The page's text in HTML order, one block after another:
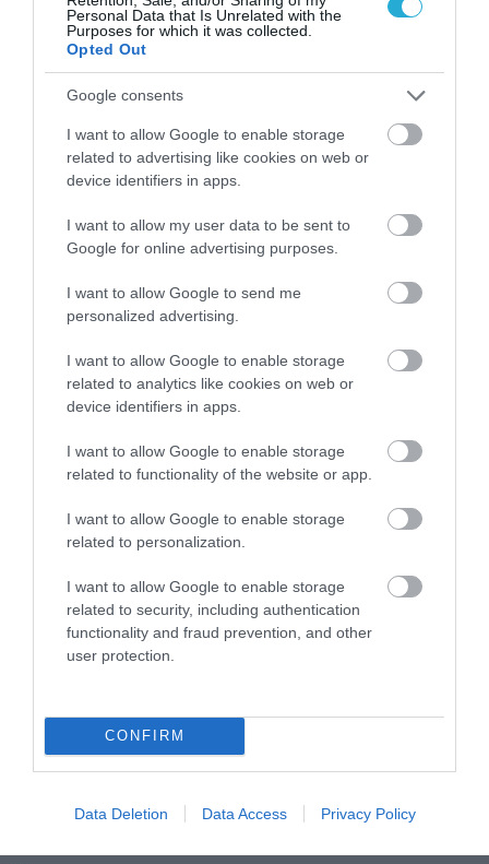
Personal Data that Is Unrelated with the
Purposes for which it was collected.
Opted Out
Google consents
I want to allow Google to enable storage
related to advertising like cookies on web or
device identifiers in apps.
I want to allow my user data to be sent to
Google for online advertising purposes.
I want to allow Google to send me
personalized advertising.
I want to allow Google to enable storage
related to analytics like cookies on web or
device identifiers in apps.
I want to allow Google to enable storage
related to functionality of the website or app.
I want to allow Google to enable storage
related to personalization.
I want to allow Google to enable storage
related to security, including authentication
functionality and fraud prevention, and other
user protection.
CONFIRM
Data Deletion Data Access Privacy Policy
25.07.2024 11:56
Ο ΕΟΦ εφιστά την προσοχή σε σκευάσματα
για τη στυτική δυσλειτουργία που
διακινούνται μέσω διαδικτύου
Περιέχει τη φαρμακευτική ουσία σιλδεναφίλη (sildenafil), χωρίς
11.07.2024 12:00